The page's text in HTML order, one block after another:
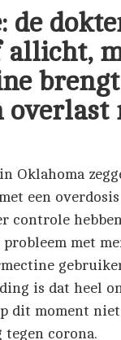
de
allicht,
overlast
Oklahoma
een
controle
met
is dat heel
dit moment niet
corona.